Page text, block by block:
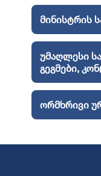
მინისტრის
უმაღლესი
გეგმები,
ორმხრივი